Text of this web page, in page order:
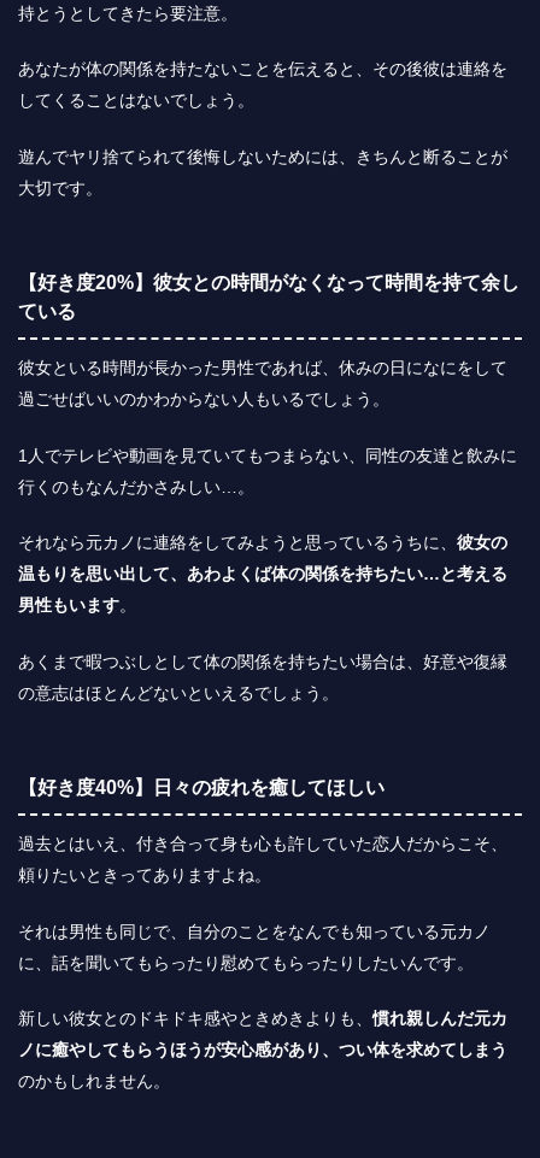
持とうとしてきたら要注意。
あなたが体の関係を持たないことを伝えると、その後彼は連絡を
してくることはないでしょう。
遊んでヤリ捨てられて後悔しないためには、きちんと断ることが
大切です。
【好き度20%】彼女との時間がなくなって時間を持て余し
ている
彼女といる時間が長かった男性であれば、休みの日になにをして
過ごせばいいのかわからない人もいるでしょう。
1人でテレビや動画を見ていてもつまらない、同性の友達と飲みに
行くのもなんだかさみしい…。
それなら元カノに連絡をしてみようと思っているうちに、 彼女の
温もりを思い出して、あわよくば体の関係を持ちたい…と考える
男性もいます。
あくまで暇つぶしとして体の関係を持ちたい場合は、好意や復縁
の意志はほとんどないといえるでしょう。
【好き度40%】日々の疲れを癒してほしい
過去とはいえ、付き合って身も心も許していた恋人だからこそ、
頼りたいときってありますよね。
それは男性も同じで、自分のことをなんでも知っている元カノ
に、話を聞いてもらったり慰めてもらったりしたいんです。
新しい彼女とのドキドキ感やときめきよりも、慣れ親しんだ元カ
ノに癒やしてもらうほうが安心感があり、つい体を求めてしまう
のかもしれません。